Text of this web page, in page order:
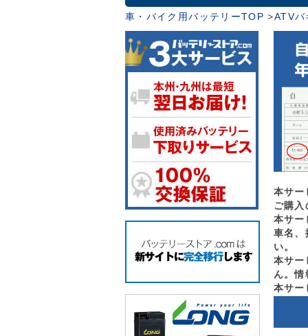
車・バイク用バッテリーTOP >ATVバ
本サー
ご購
本サー
車名、
い。
本サー
ん。
本サー